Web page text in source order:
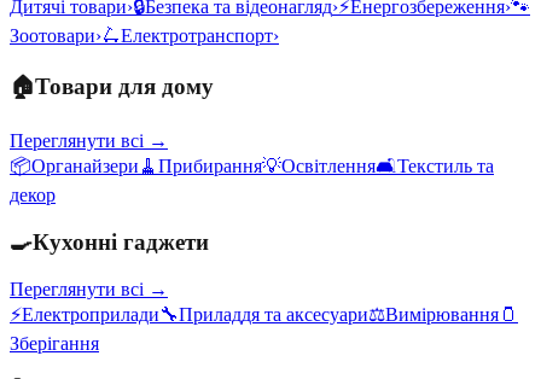
Дитячі товари›🔒Безпека та відеонагляд›⚡Енергозбереження›🐾
Зоотовари›🛴Електротранспорт›
🏠Товари для дому
Переглянути всі →
📦Органайзери 🧹 Прибирання💡Освітлення🛋️Текстиль та
декор
🍳Кухонні гаджети
Переглянути всі →
⚡Електроприлади🔧Приладдя та аксесуари⚖️Вимірювання 🫙
Зберігання